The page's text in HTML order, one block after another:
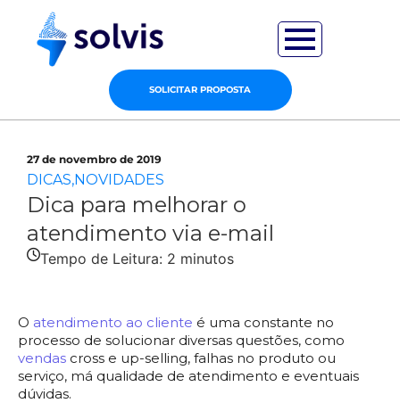
SOLICITAR PROPOSTA
27 de novembro de 2019
DICAS,NOVIDADES
Dica para melhorar o
atendimento via e-mail
Tempo de Leitura: 2 minutos
O atendimento ao cliente é uma constante no
processo de solucionar diversas questões, como
vendas cross e up-selling, falhas no produto ou
serviço, má qualidade de atendimento e eventuais
dúvidas.